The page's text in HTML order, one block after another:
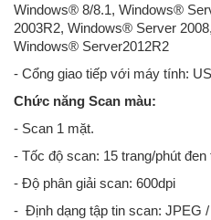
Windows® 8/8.1, Windows®
2003R2, Windows® Server
Windows® Server2012R2
- Cổng giao tiếp với máy tính:
Chức năng Scan màu:
- Scan 1 mặt.
- Tốc độ scan: 15 trang/phút
- Độ phân giải scan: 600dpi
- Định dạng tập tin scan: JPEG